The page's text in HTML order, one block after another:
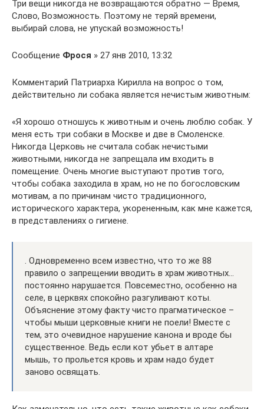
Три вещи никогда не возвращаются обратно — Время,
Слово, Возможность. Поэтому не теряй времени,
выбирай слова, не упускай возможность!
Сообщение Фрося » 27 янв 2010, 13:32
Комментарий Патриарха Кирилла на вопрос о том,
действительно ли собака является нечистым животным:
«Я хорошо отношусь к животным и очень люблю собак. У
меня есть три собаки в Москве и две в Смоленске.
Никогда Церковь не считала собак нечистыми
животными, никогда не запрещала им входить в
помещение. Очень многие выступают против того,
чтобы собака заходила в храм, но не по богословским
мотивам, а по причинам чисто традиционного,
исторического характера, укорененным, как мне кажется,
в представлениях о гигиене.
. Одновременно всем известно, что то же 88
правило о запрещении вводить в храм животных…
постоянно нарушается. Повсеместно, особенно на
селе, в церквях спокойно разгуливают коты.
Объяснение этому факту чисто прагматическое –
чтобы мыши церковные книги не поели! Вместе с
тем, это очевидное нарушение канона и вроде бы
существенное. Ведь если кот убьет в алтаре
мышь, то прольется кровь и храм надо будет
заново освящать.